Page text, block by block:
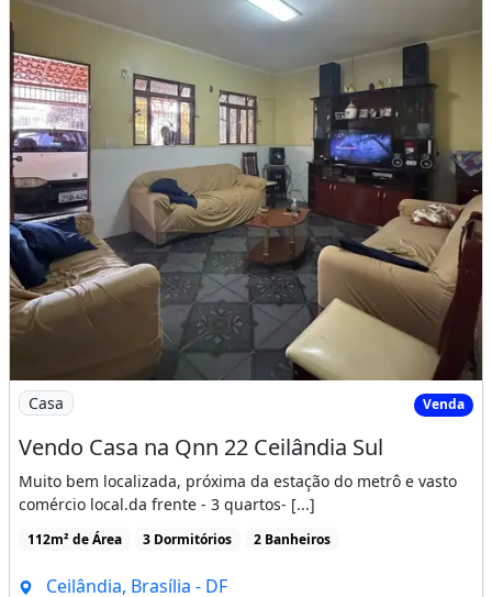
Imagem: Vendo Casa na Qnn 22 Ceilândia Sul
Casa Venda
Vendo Casa na Qnn 22 Ceilândia Sul
Muito bem localizada, próxima da estação do metrô e vasto
comércio local.da frente - 3 quartos- [...]
112m² de Área 3 Dormitórios 2 Banheiros
Ceilândia, Brasília - DF